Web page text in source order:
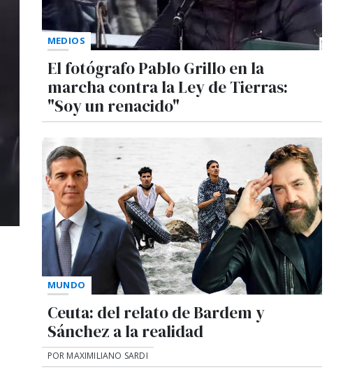
MEDIOS
El fotógrafo Pablo Grillo en la
marcha contra la Ley de Tierras:
"Soy un renacido"
MUNDO
Ceuta: del relato de Bardem y
Sánchez a la realidad
POR MAXIMILIANO SARDI